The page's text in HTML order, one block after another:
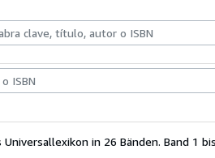
Universallexikon in 26 Bänden. Band 1